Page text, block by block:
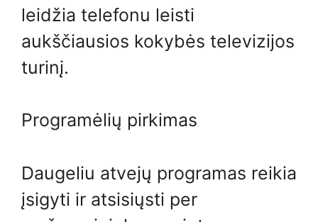
leidžia telefonu leisti
aukščiausios kokybės televizijos
turinį.
Programėlių pirkimas
Daugeliu atvejų programas reikia
įsigyti ir atsisiųsti per